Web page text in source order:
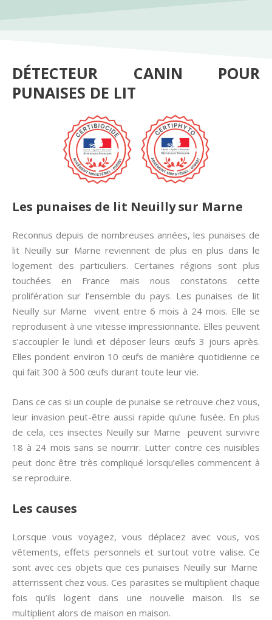
DÉTECTEUR CANIN POUR
PUNAISES DE LIT
Les punaises de lit Neuilly sur Marne
Reconnus depuis de nombreuses années, les punaises de
lit Neuilly sur Marne reviennent de plus en plus dans le
logement des particuliers. Certaines régions sont plus
touchées en France mais nous constatons cette
prolifération sur l’ensemble du pays. Les punaises de lit
Neuilly sur Marne vivent entre 6 mois à 24 mois. Elle se
reproduisent à une vitesse impressionnante. Elles peuvent
s’accoupler le lundi et déposer leurs œufs 3 jours après.
Elles pondent environ 10 œufs de manière quotidienne ce
qui fait 300 à 500 œufs durant toute leur vie.
Dans ce cas si un couple de punaise se retrouve chez vous,
leur invasion peut-être aussi rapide qu’une fusée. En plus
de cela, ces insectes Neuilly sur Marne peuvent survivre
18 à 24 mois sans se nourrir. Lutter contre ces nuisibles
peut donc être très compliqué lorsqu’elles commencent à
se reproduire.
Les causes
Lorsque vous voyagez, vous déplacez avec vous, vos
vêtements, effets personnels et surtout votre valise. Ce
sont avec ces objets que ces punaises Neuilly sur Marne
atterrissent chez vous. Ces parasites se multiplient chaque
fois qu’ils logent dans une nouvelle maison. Ils se
multiplient alors de maison en maison.